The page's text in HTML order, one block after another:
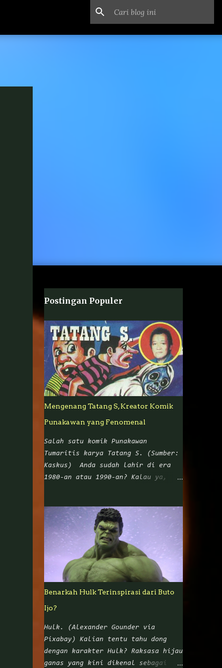
Postingan Populer
Mengenang Tatang S, Kreator Komik
Punakawan yang Fenomenal
Salah satu komik Punakawan
Tumaritis karya Tatang S. (Sumber:
Kaskus) Anda sudah lahir di era
1980-an atau 1990-an? Kalau ya,
nama ini sangat melekat dengan
komik Punakawan yang mengangkat
empat tokoh wayang Nusantara:
Petruk, Gareng, Bagong, dan Semar.
Dalam sejarah pewayangan di
Nusantara, Punakawan digambarkan
muncul di tengah cerita untuk
menghibur penonton sekaligus
yang bisa diterapkan di kehidupan
sehari-hari. Namun ketika Tatang S
mengangkat para Punakawan ke dalam
Benarkah Hulk Terinspirasi dari Buto
Ijo?
Hulk. (Alexander Gounder via
Pixabay) Kalian tentu tahu dong
dengan karakter Hulk? Raksasa hijau
ganas yang kini dikenal sebagai